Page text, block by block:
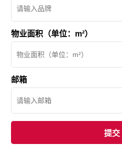
物业面积（单位：m²）
邮箱